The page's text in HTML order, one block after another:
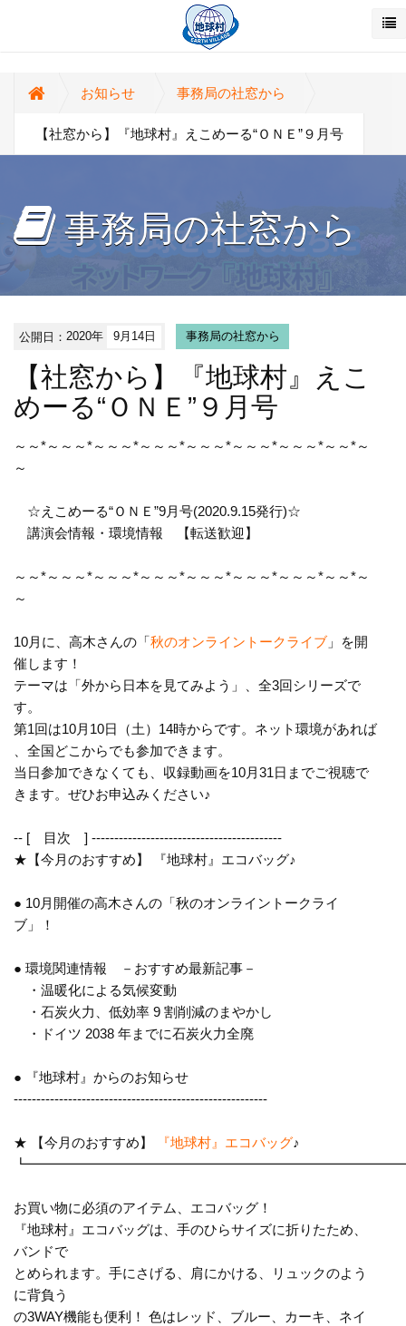
お知らせ 事務局の社窓から
【社窓から】『地球村』えこめーる“ＯＮＥ”９月号
事務局の社窓から
公開日：2020年 9月14日 事務局の社窓から
【社窓から】『地球村』えこ
めーる“ＯＮＥ”９月号
～～*～～～*～～～*～～～*～～～*～～～*～～～*～～*～
～
☆えこめーる“ＯＮＥ”9月号(2020.9.15発行)☆
講演会情報・環境情報 【転送歓迎】
～～*～～～*～～～*～～～*～～～*～～～*～～～*～～*～
～
10月に、高木さんの「秋のオンライントークライブ 」を開
催します！
テーマは「外から日本を見てみよう」、全3回シリーズで
す。
第1回は10月10日（土）14時からです。ネット環境があれば
、全国どこからでも参加できます。
当日参加できなくても、収録動画を10月31日までご視聴で
きます。ぜひお申込みください♪
-- [ 目次 ] ------------------------------------------
★【今月のおすすめ】 『地球村』エコバッグ♪
● 10月開催の高木さんの「秋のオンライントークライ
ブ」！
● 環境関連情報 －おすすめ最新記事－
・温暖化による気候変動
・石炭火力、低効率 9 割削減のまやかし
・ドイツ 2038 年までに石炭火力全廃
● 『地球村』からのお知らせ
--------------------------------------------------------
★ 【今月のおすすめ】 『地球村』エコバッグ♪
お買い物に必須のアイテム、エコバッグ！
『地球村』エコバッグは、手のひらサイズに折りたため、
バンドで
とめられます。手にさげる、肩にかける、リュックのよう
に背負う
の3WAY機能も便利！ 色はレッド、ブルー、カーキ、ネイ